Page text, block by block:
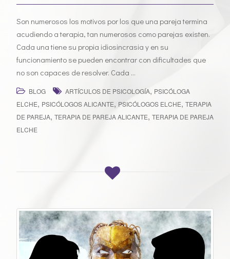
Son numerosos los motivos por los que una pareja termina
acudiendo a terapia, tan numerosos como parejas existen.
Cada una tiene su propia idiosincrasia y en su
funcionamiento se pueden encontrar con dificultades que
no son capaces de resolver. Cada …
BLOG ARTÍCULOS DE PSICOLOGÍA, PSICÓLOGA
ELCHE, PSICÓLOGOS ALICANTE, PSICÓLOGOS ELCHE, TERAPIA
DE PAREJA, TERAPIA DE PAREJA ALICANTE, TERAPIA DE PAREJA
ELCHE